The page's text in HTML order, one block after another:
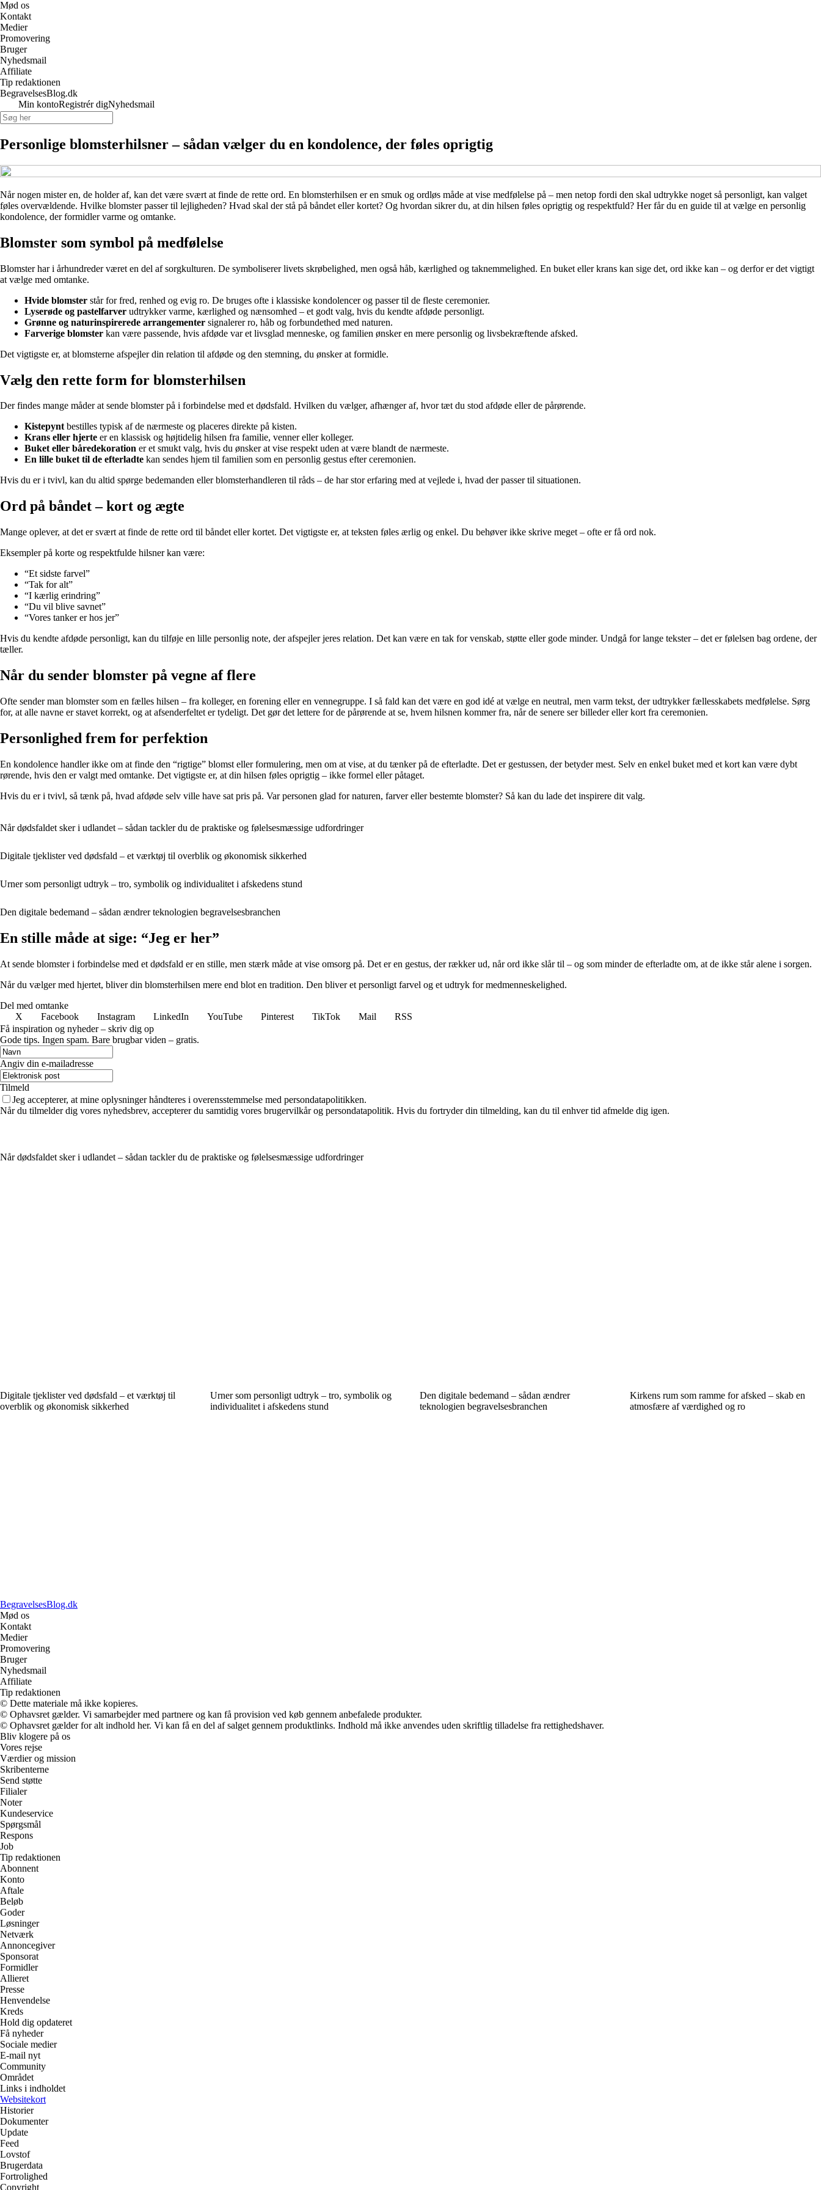
Mød os
Kontakt
Medier
Promovering
Bruger
Nyhedsmail
Affiliate
Tip redaktionen
BegravelsesBlog.dk
Min kontoRegistrér digNyhedsmail
Personlige blomsterhilsner – sådan vælger du en kondolence, der føles oprigtig
Når nogen mister en, de holder af, kan det være svært at finde de rette ord. En blomsterhilsen er en smuk og ordløs måde at vise medfølelse på – men netop fordi den skal udtrykke noget så personligt, kan valget
føles overvældende. Hvilke blomster passer til lejligheden? Hvad skal der stå på båndet eller kortet? Og hvordan sikrer du, at din hilsen føles oprigtig og respektfuld? Her får du en guide til at vælge en personlig
kondolence, der formidler varme og omtanke.
Blomster som symbol på medfølelse
Blomster har i århundreder været en del af sorgkulturen. De symboliserer livets skrøbelighed, men også håb, kærlighed og taknemmelighed. En buket eller krans kan sige det, ord ikke kan – og derfor er det vigtigt
at vælge med omtanke.
Hvide blomster står for fred, renhed og evig ro. De bruges ofte i klassiske kondolencer og passer til de fleste ceremonier.
Lyserøde og pastelfarver udtrykker varme, kærlighed og nænsomhed – et godt valg, hvis du kendte afdøde personligt.
Grønne og naturinspirerede arrangementer signalerer ro, håb og forbundethed med naturen.
Farverige blomster kan være passende, hvis afdøde var et livsglad menneske, og familien ønsker en mere personlig og livsbekræftende afsked.
Det vigtigste er, at blomsterne afspejler din relation til afdøde og den stemning, du ønsker at formidle.
Vælg den rette form for blomsterhilsen
Der findes mange måder at sende blomster på i forbindelse med et dødsfald. Hvilken du vælger, afhænger af, hvor tæt du stod afdøde eller de pårørende.
Kistepyntbestilles typisk af de nærmeste og placeres direkte på kisten.
Krans eller hjerte er en klassisk og højtidelig hilsen fra familie, venner eller kolleger.
Buket eller båredekoration er et smukt valg, hvis du ønsker at vise respekt uden at være blandt de nærmeste.
En lille buket til de efterladte kan sendes hjem til familien som en personlig gestus efter ceremonien.
Hvis du er i tvivl, kan du altid spørge bedemanden eller blomsterhandleren til råds – de har stor erfaring med at vejlede i, hvad der passer til situationen.
Ord på båndet – kort og ægte
Mange oplever, at det er svært at finde de rette ord til båndet eller kortet. Det vigtigste er, at teksten føles ærlig og enkel. Du behøver ikke skrive meget – ofte er få ord nok.
Eksempler på korte og respektfulde hilsner kan være:
“Et sidste farvel”
“Tak for alt”
“I kærlig erindring”
“Du vil blive savnet”
“Vores tanker er hos jer”
Hvis du kendte afdøde personligt, kan du tilføje en lille personlig note, der afspejler jeres relation. Det kan være en tak for venskab, støtte eller gode minder. Undgå for lange tekster – det er følelsen bag ordene, der
tæller.
Når du sender blomster på vegne af flere
Ofte sender man blomster som en fælles hilsen – fra kolleger, en forening eller en vennegruppe. I så fald kan det være en god idé at vælge en neutral, men varm tekst, der udtrykker fællesskabets medfølelse. Sørg
for, at alle navne er stavet korrekt, og at afsenderfeltet er tydeligt. Det gør det lettere for de pårørende at se, hvem hilsnen kommer fra, når de senere ser billeder eller kort fra ceremonien.
Personlighed frem for perfektion
En kondolence handler ikke om at finde den “rigtige” blomst eller formulering, men om at vise, at du tænker på de efterladte. Det er gestussen, der betyder mest. Selv en enkel buket med et kort kan være dybt
rørende, hvis den er valgt med omtanke. Det vigtigste er, at din hilsen føles oprigtig – ikke formel eller påtaget.
Hvis du er i tvivl, så tænk på, hvad afdøde selv ville have sat pris på. Var personen glad for naturen, farver eller bestemte blomster? Så kan du lade det inspirere dit valg.
Når dødsfaldet sker i udlandet – sådan tackler du de praktiske og følelsesmæssige udfordringer
Digitale tjeklister ved dødsfald – et værktøj til overblik og økonomisk sikkerhed
Urner som personligt udtryk – tro, symbolik og individualitet i afskedens stund
Den digitale bedemand – sådan ændrer teknologien begravelsesbranchen
En stille måde at sige: “Jeg er her”
At sende blomster i forbindelse med et dødsfald er en stille, men stærk måde at vise omsorg på. Det er en gestus, der rækker ud, når ord ikke slår til – og som minder de efterladte om, at de ikke står alene i sorgen.
Når du vælger med hjertet, bliver din blomsterhilsen mere end blot en tradition. Den bliver et personligt farvel og et udtryk for medmenneskelighed.
Del med omtanke
X
Facebook Instagram LinkedIn YouTube Pinterest TikTok Mail
RSS
Få inspiration og nyheder – skriv dig op
Gode tips. Ingen spam. Bare brugbar viden – gratis.
Angiv din e-mailadresse
Tilmeld
Jeg accepterer, at mine oplysninger håndteres i overensstemmelse med persondatapolitikken.
Når du tilmelder dig vores nyhedsbrev, accepterer du samtidig vores brugervilkår og persondatapolitik. Hvis du fortryder din tilmelding, kan du til enhver tid afmelde dig igen.
Når dødsfaldet sker i udlandet – sådan tackler du de praktiske og følelsesmæssige udfordringer
Digitale tjeklister ved dødsfald – et værktøj til
overblik og økonomisk sikkerhed
Urner som personligt udtryk – tro, symbolik og
individualitet i afskedens stund
Den digitale bedemand – sådan ændrer
teknologien begravelsesbranchen
Kirkens rum som ramme for afsked – skab en
atmosfære af værdighed og ro
BegravelsesBlog.dk
Mød os
Kontakt
Medier
Promovering
Bruger
Nyhedsmail
Affiliate
Tip redaktionen
© Dette materiale må ikke kopieres.
© Ophavsret gælder. Vi samarbejder med partnere og kan få provision ved køb gennem anbefalede produkter.
© Ophavsret gælder for alt indhold her. Vi kan få en del af salget gennem produktlinks. Indhold må ikke anvendes uden skriftlig tilladelse fra rettighedshaver.
Bliv klogere på os
Vores rejse
Værdier og mission
Skribenterne
Send støtte
Filialer
Noter
Kundeservice
Spørgsmål
Respons
Job
Tip redaktionen
Abonnent
Konto
Aftale
Beløb
Goder
Løsninger
Netværk
Annoncegiver
Sponsorat
Formidler
Allieret
Presse
Henvendelse
Kreds
Hold dig opdateret
Få nyheder
Sociale medier
E-mail nyt
Community
Området
Links i indholdet
Websitekort
Historier
Dokumenter
Update
Feed
Lovstof
Brugerdata
Fortrolighed
Copyright